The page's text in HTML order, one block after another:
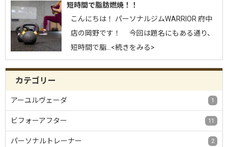
短時間で脂肪燃焼！！
こんにちは！ パーソナルジムWARRIOR 府中
店の岡野です！ 今回は題名にもある通り、
短時間で脂…<続きをみる>
カテゴリー
アーユルヴェーダ 1
ビフォーアフター 11
パーソナルトレーナー 2